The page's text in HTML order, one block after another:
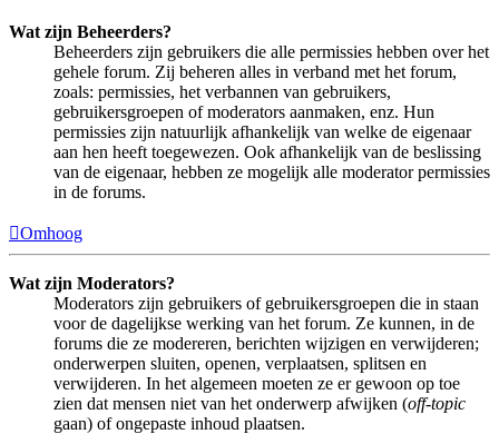
Wat zijn Beheerders?
Beheerders zijn gebruikers die alle permissies hebben over het
gehele forum. Zij beheren alles in verband met het forum,
zoals: permissies, het verbannen van gebruikers,
gebruikersgroepen of moderators aanmaken, enz. Hun
permissies zijn natuurlijk afhankelijk van welke de eigenaar
aan hen heeft toegewezen. Ook afhankelijk van de beslissing
van de eigenaar, hebben ze mogelijk alle moderator permissies
in de forums.
Omhoog
Wat zijn Moderators?
Moderators zijn gebruikers of gebruikersgroepen die in staan
voor de dagelijkse werking van het forum. Ze kunnen, in de
forums die ze modereren, berichten wijzigen en verwijderen;
onderwerpen sluiten, openen, verplaatsen, splitsen en
verwijderen. In het algemeen moeten ze er gewoon op toe
zien dat mensen niet van het onderwerp afwijken (off-topic
gaan) of ongepaste inhoud plaatsen.